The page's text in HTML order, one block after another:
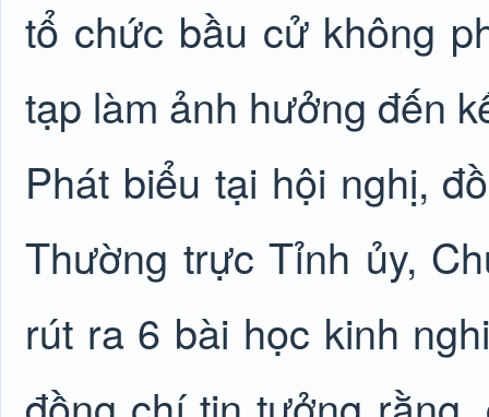
tổ chức bầu cử không
tạp làm ảnh hưởng đến
Phát biểu tại hội nghị,
Thường trực Tỉnh ủy,
rút ra 6 bài học kinh